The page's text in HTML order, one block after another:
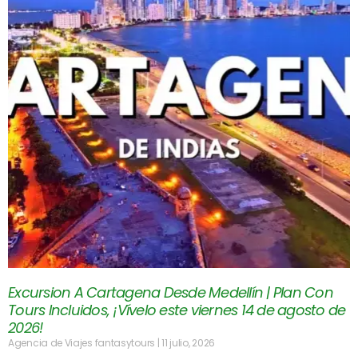
Excursion A Cartagena Desde Medellín | Plan Con
Tours Incluidos, ¡Vívelo este viernes 14 de agosto de
2026!
Agencia de Viajes fantasytours 11 julio, 2026